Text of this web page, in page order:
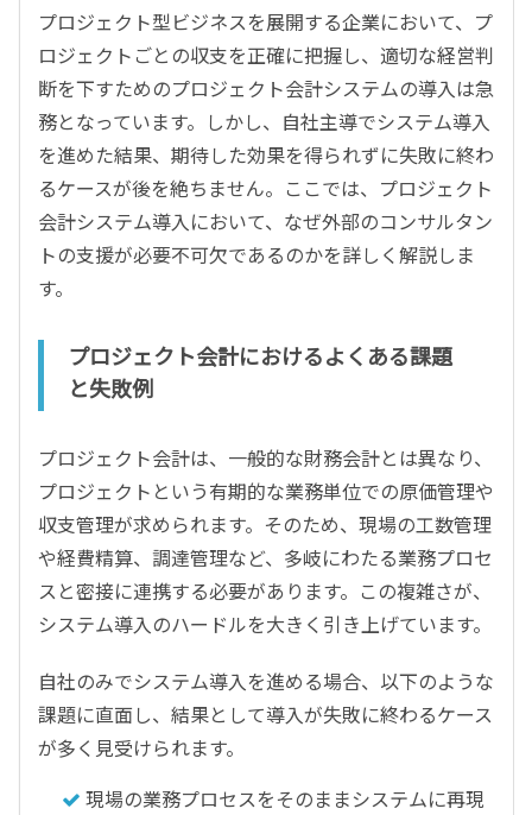
プロジェクト型ビジネスを展開する企業において、プ
ロジェクトごとの収支を正確に把握し、適切な経営判
断を下すためのプロジェクト会計システムの導入は急
務となっています。しかし、自社主導でシステム導入
を進めた結果、期待した効果を得られずに失敗に終わ
るケースが後を絶ちません。ここでは、プロジェクト
会計システム導入において、なぜ外部のコンサルタン
トの支援が必要不可欠であるのかを詳しく解説しま
す。
プロジェクト会計におけるよくある課題
と失敗例
プロジェクト会計は、一般的な財務会計とは異なり、
プロジェクトという有期的な業務単位での原価管理や
収支管理が求められます。そのため、現場の工数管理
や経費精算、調達管理など、多岐にわたる業務プロセ
スと密接に連携する必要があります。この複雑さが、
システム導入のハードルを大きく引き上げています。
自社のみでシステム導入を進める場合、以下のような
課題に直面し、結果として導入が失敗に終わるケース
が多く見受けられます。
現場の業務プロセスをそのままシステムに再現